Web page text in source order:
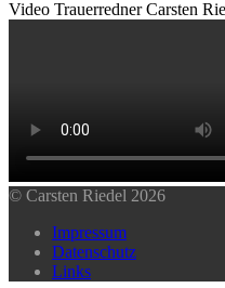
Video Trauerredner Carsten
© Carsten Riedel 2026
Impressum
Datenschutz
Links